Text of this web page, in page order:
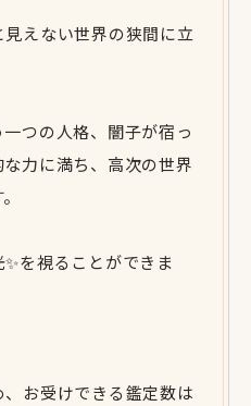
えない世界の狭間に立
つの人格、闇子が宿っ
力に満ち、高次の世界
を視ることができま
お受けできる鑑定数は